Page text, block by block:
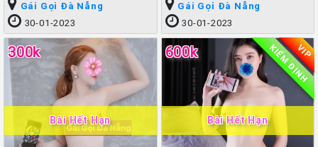
Gái Gọi Đà Nẵng
30-01-2023
Gái Gọi Đà Nẵng
30-01-2023
300k
Bài Hết Hạn
600k VIP
KIỂM ĐỊNH
Bài Hết Hạn